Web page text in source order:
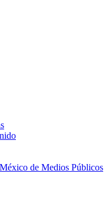
de Medios Públicos